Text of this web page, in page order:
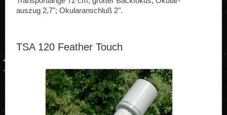
auszug 2,7"; Okular­anschluß 2".
TSA 120 Feather Touch